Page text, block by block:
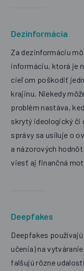
Dezinformácia
Za dezinformáciu
informáciu, ktorá je
cieľom poškodiť
krajinu. Niekedy
problém nastáva,
skrytý ideologický či
správy sa usiluje o
a názorových
viesť aj finančná
Deepfakes
Deepfakes
učenia) na
falšujú rôzne